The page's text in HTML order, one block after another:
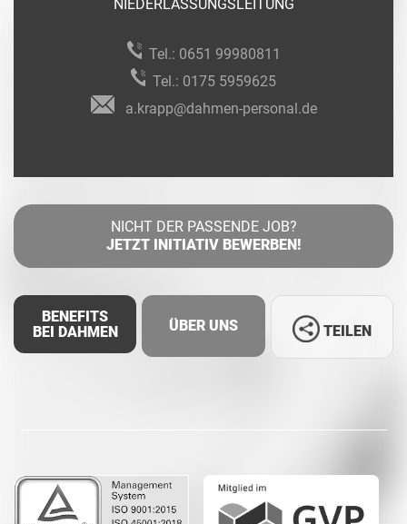
NIEDERLASSUNGSLEITUNG
Tel.: 0651 99980811
Tel.: 0175 5959625
a.krapp@dahmen-personal.de
NICHT DER PASSENDE JOB?
JETZT INITIATIV BEWERBEN!
BENEFITS
BEI DAHMEN
ÜBER UNS
Whatsapp
TEILEN